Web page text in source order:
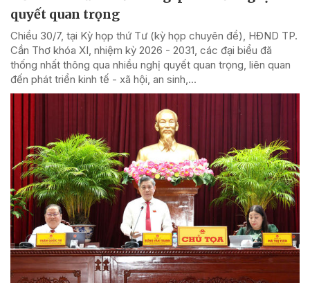
quyết quan trọng
Chiều 30/7, tại Kỳ họp thứ Tư (kỳ họp chuyên đề), HĐND TP.
Cần Thơ khóa XI, nhiệm kỳ 2026 - 2031, các đại biểu đã
thống nhất thông qua nhiều nghị quyết quan trọng, liên quan
đến phát triển kinh tế - xã hội, an sinh,...